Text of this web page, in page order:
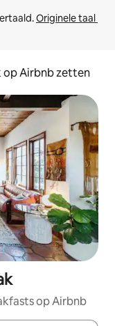
Originele taal
op Airbnb zetten
op Airbnb